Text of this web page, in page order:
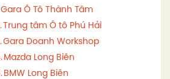
Gara Ô Tô Thành Tâm
Trung tâm Ô tô Phú Hải
Gara Doanh Workshop
Mazda Long Biên
BMW Long Biên